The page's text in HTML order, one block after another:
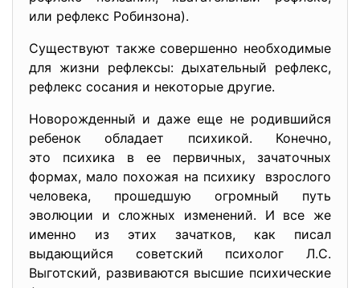
или рефлекс Робинзона).
Существуют также совершенно необходимые
для жизни рефлексы: дыхательный рефлекс,
рефлекс сосания и некоторые другие.
Новорожденный и даже еще не родившийся
ребенок обладает психикой. Конечно,
это психика в ее первичных, зачаточных
формах, мало похожая на психику взрослого
человека, прошедшую огромный путь
эволюции и сложных изменений. И все же
именно из этих зачатков, как писал
выдающийся советский психолог Л.С.
Выготский, развиваются высшие психические